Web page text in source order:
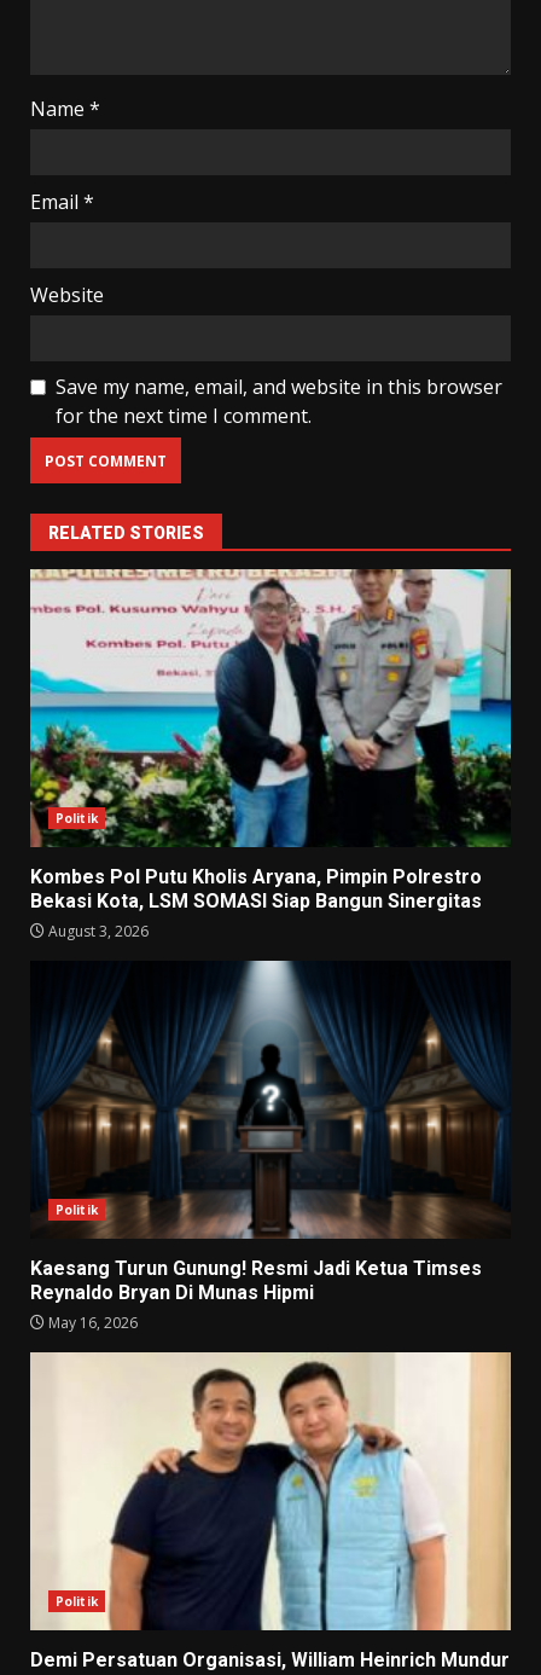
Name *
Email *
Website
Save my name, email, and website in this browser
for the next time I comment.
RELATED STORIES
Politik
Kombes Pol Putu Kholis Aryana, Pimpin Polrestro
Bekasi Kota, LSM SOMASI Siap Bangun Sinergitas
August 3, 2026
Politik
Kaesang Turun Gunung! Resmi Jadi Ketua Timses
Reynaldo Bryan Di Munas Hipmi
May 16, 2026
Politik
Demi Persatuan Organisasi, William Heinrich Mundur